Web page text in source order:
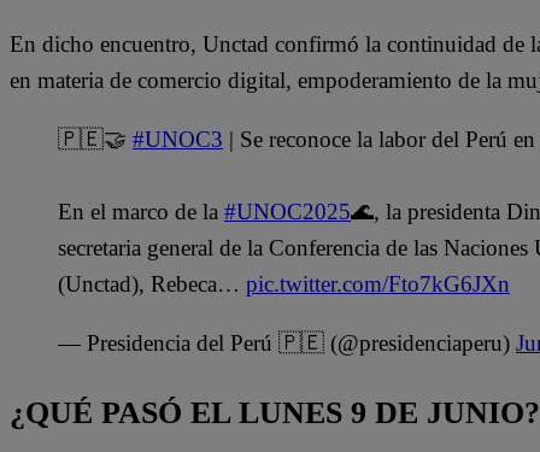
En dicho encuentro, Unctad confirmó la continuidad de
en materia de comercio digital, empoderamiento de la
🇵🇪🤝 #UNOC3 | Se reconoce la labor del Perú
En el marco de la #UNOC2025🌊, la presidenta
secretaria general de la Conferencia de las
(Unctad), Rebeca… pic.twitter.com/Fto7kG6JXn
— Presidencia del Perú 🇵🇪 (@presidenciaperu)
¿QUÉ PASÓ EL LUNES 9 DE JUNIO?